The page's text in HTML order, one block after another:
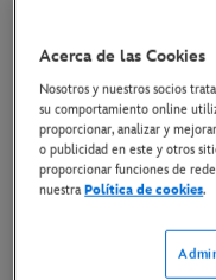
28 DE
Link al
Madrid, 14 de
el primer póster de
action del clásico
Acerca de las Cookies
Nosotros y nuestros socios
su comportamiento online
proporcionar, analizar y
o publicidad en este y otros
proporcionar funciones de
nuestraPolítica de cookies.